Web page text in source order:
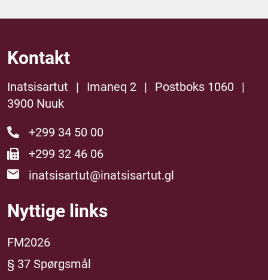
Kontakt
Inatsisartut | Imaneq 2 | Postboks 1060
|
3900 Nuuk
+299 34 50 00
+299 32 46 06
inatsisartut@inatsisartut.gl
Nyttige links
FM2026
§ 37 Spørgsmål